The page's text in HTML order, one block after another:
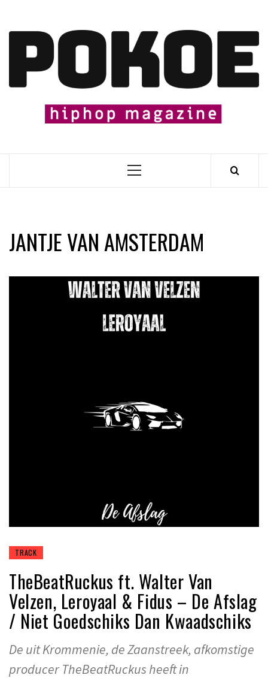
content
Primary
JANTJE VAN AMSTERDAM
TRACK
TheBeatRuckus ft. Walter Van
Velzen, Leroyaal & Fidus – De Afslag
/ Niet Goedschiks Dan Kwaadschiks
De uit Krommenie, de Zaanstreek, afkomstige
producer TheBeatRuckus heeft in